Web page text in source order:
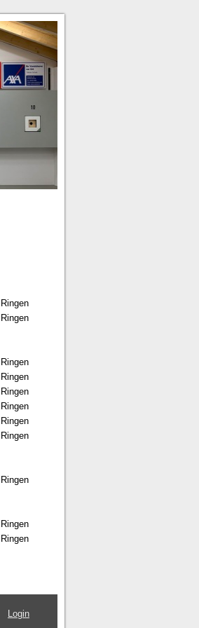
Ringen
Ringen
Ringen
Ringen
Ringen
Ringen
Ringen
Ringen
Ringen
Ringen
Ringen
Login